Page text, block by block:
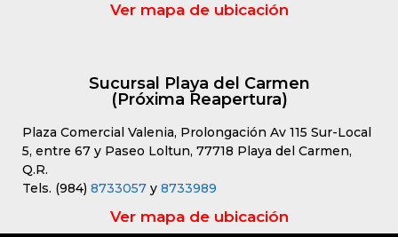
Ver mapa de ubicación
Sucursal Playa del Carmen
(Próxima Reapertura)
Plaza Comercial Valenia, Prolongación Av 115 Sur-Local
5, entre 67 y Paseo Loltun, 77718 Playa del Carmen,
Q.R.
Tels. (984) 8733057 y 8733989
Ver mapa de ubicación